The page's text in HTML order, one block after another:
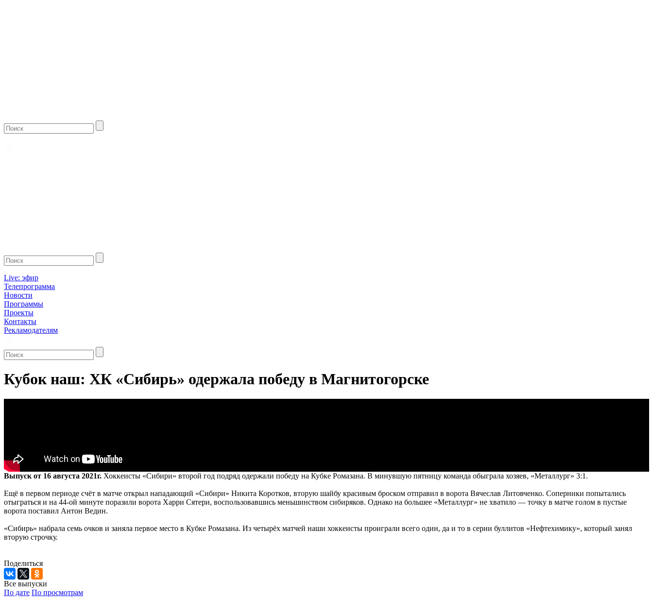
Live: эфир
Телепрограмма
Новости
Программы
Проекты
Контакты
Рекламодателям
Кубок наш: ХК «Сибирь» одержала победу в Магнитогорске
Выпуск от 16 августа 2021г. Хоккеисты «Сибири» второй год подряд одержали победу на Кубке Ромазана. В минувшую пятницу команда обыграла хозяев, «Металлург» 3:1.
Ещё в первом периоде счёт в матче открыл нападающий «Сибири» Никита Коротков, вторую шайбу красивым броском отправил в ворота Вячеслав Литовченко. Соперники попытались
отыграться и на 44-ой минуте поразили ворота Харри Сятери, воспользовавшись меньшинством сибиряков. Однако на большее «Металлург» не хватило — точку в матче голом в пустые
ворота поставил Антон Ведин.
«Сибирь» набрала семь очков и заняла первое место в Кубке Ромазана. Из четырёх матчей наши хоккеисты проиграли всего один, да и то в серии буллитов «Нефтехимику», который занял
вторую строчку.
Поделиться
Все выпуски
По дате По просмотрам